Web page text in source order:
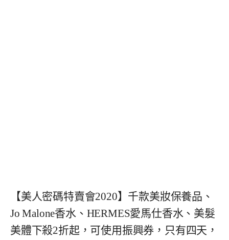
【美人密碼特賣會2020】千款美妝保養品、
Jo Malone香水、HERMES愛馬仕香水、美髮
美體下殺2折起，可使用振興券，只有四天，